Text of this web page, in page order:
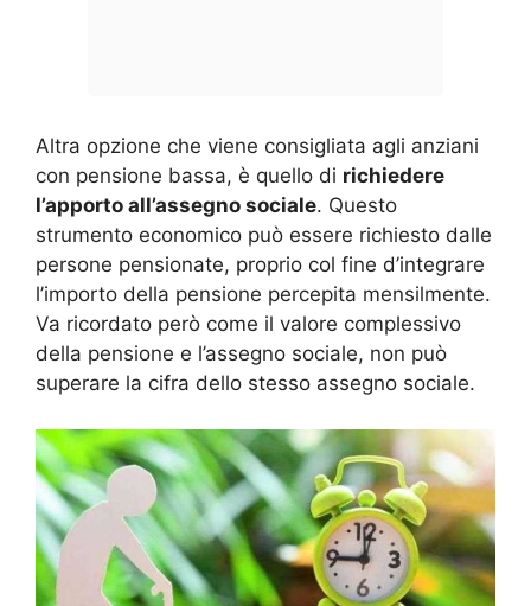
Altra opzione che viene consigliata agli anziani
con pensione bassa, è quello di richiedere
l’apporto all’assegno sociale. Questo
strumento economico può essere richiesto dalle
persone pensionate, proprio col fine d’integrare
l’importo della pensione percepita mensilmente.
Va ricordato però come il valore complessivo
della pensione e l’assegno sociale, non può
superare la cifra dello stesso assegno sociale.